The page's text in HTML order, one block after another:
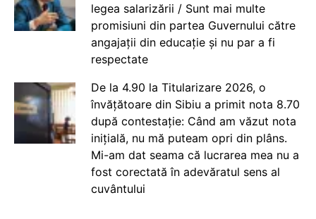
legea salarizării / Sunt mai multe
promisiuni din partea Guvernului către
angajații din educație și nu par a fi
respectate
De la 4.90 la Titularizare 2026, o
învățătoare din Sibiu a primit nota 8.70
după contestație: Când am văzut nota
inițială, nu mă puteam opri din plâns.
Mi-am dat seama că lucrarea mea nu a
fost corectată în adevăratul sens al
cuvântului